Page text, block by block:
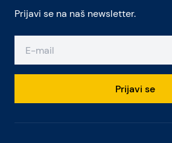
Prijavi se na naš newsletter.
Prijavi se